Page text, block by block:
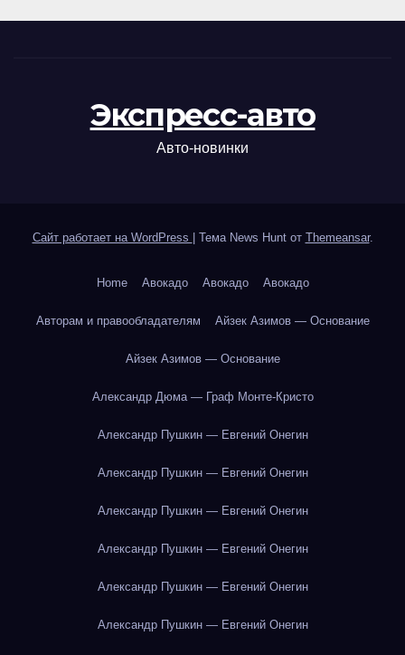
Экспресс-авто
Авто-новинки
Сайт работает на WordPress Тема News Hunt от Themeansar.
Home Авокадо Авокадо Авокадо
Авторам и правообладателям Айзек Азимов — Основание
Айзек Азимов — Основание
Александр Дюма — Граф Монте-Кристо
Александр Пушкин — Евгений Онегин
Александр Пушкин — Евгений Онегин
Александр Пушкин — Евгений Онегин
Александр Пушкин — Евгений Онегин
Александр Пушкин — Евгений Онегин
Александр Пушкин — Евгений Онегин